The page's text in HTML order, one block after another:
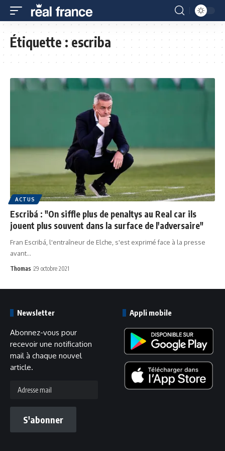
Étiquette :escriba
ACTUS
Escribá : "On siffle plus de penaltys au Real car ils
jouent plus souvent dans la surface de l'adversaire"
Fran Escribá, l'entraîneur de Elche, s'est exprimé face à la presse
avant…
Thomas 29 octobre 2021
Newsletter
Abonnez-vous pour
recevoir une notification
mail à chaque nouvel
article.
mail
S'abonner
Appli mobile